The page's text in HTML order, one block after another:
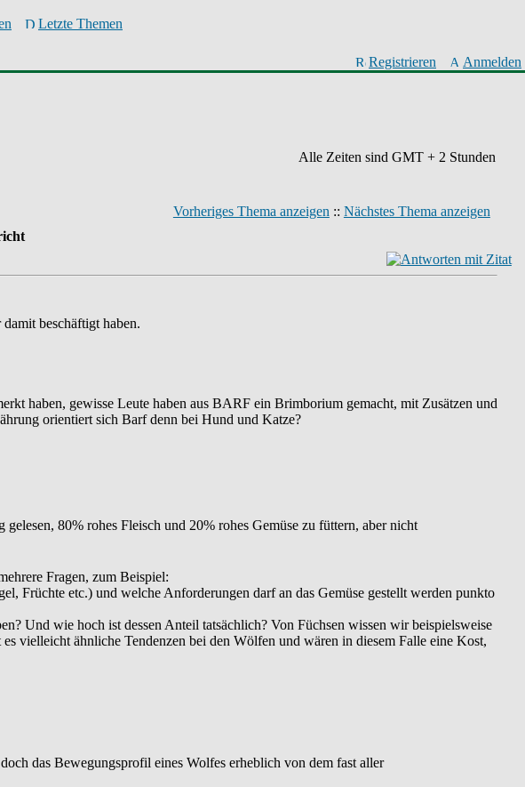
Letzte Themen
Registrieren Anmelden
Alle Zeiten sind GMT + 2 Stunden
Vorheriges Thema anzeigen :: Nächstes Thema anzeigen
beschäftigt haben.
haben, gewisse Leute haben aus BARF ein Brimborium gemacht, mit Zusätzen und
orientiert sich Barf denn bei Hund und Katze?
80% rohes Fleisch und 20% rohes Gemüse zu füttern, aber nicht
Fragen, zum Beispiel:
Früchte etc.) und welche Anforderungen darf an das Gemüse gestellt werden punkto
Und wie hoch ist dessen Anteil tatsächlich? Von Füchsen wissen wir beispielsweise
vielleicht ähnliche Tendenzen bei den Wölfen und wären in diesem Falle eine Kost,
das Bewegungsprofil eines Wolfes erheblich von dem fast aller